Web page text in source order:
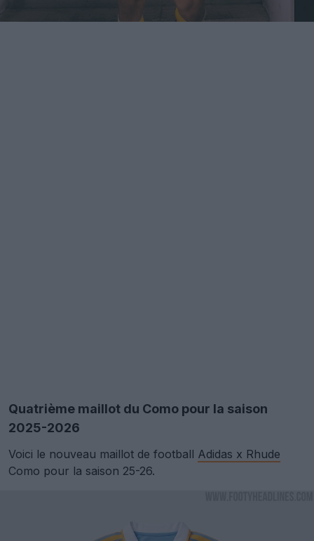
Quatrième maillot du Como pour la saison
2025-2026
Voici le nouveau maillot de football Adidas x Rhude
Como pour la saison 25-26.